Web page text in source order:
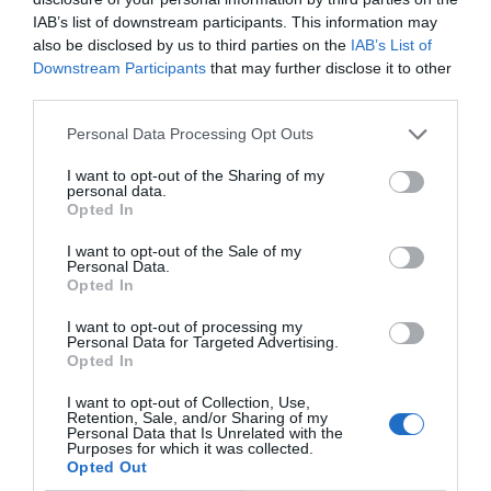
IAB’s list of downstream participants. This information may
also be disclosed by us to third parties on the IAB’s List of
Downstream Participants that may further disclose it to other
Personal Data Processing Opt Outs
I want to opt-out of the Sharing of my
personal data.
Opted In
I want to opt-out of the Sale of my
Personal Data.
Opted In
I want to opt-out of processing my
Personal Data for Targeted Advertising.
Opted In
I want to opt-out of Collection, Use,
Retention, Sale, and/or Sharing of my
Personal Data that Is Unrelated with the
Purposes for which it was collected.
Opted Out
euros... suma y sigue
Eulogio López
El IBEX 35 cerró la sesión del
miércoles en los 20.057 puntos,
Eulogio López
Argumentos